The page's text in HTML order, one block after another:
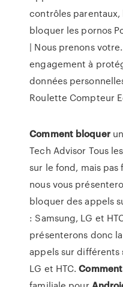
contrôles parentaux,
bloquer les pornos
| Nous prenons
engagement à
données
Roulette Compteur
Comment bloquer
Tech Advisor Tous
sur le fond, mais
nous vous
bloquer des appels
: Samsung, LG et
présenterons donc
appels sur différents
LG et HTC.Comment